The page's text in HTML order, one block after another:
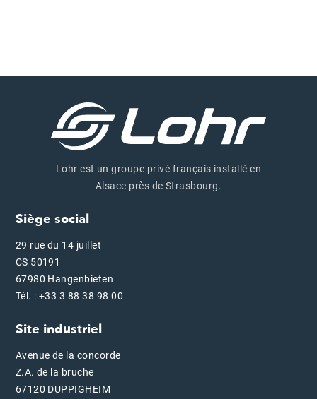
Lohr est un groupe privé français installé en
Alsace près de Strasbourg.
Siège social
29 rue du 14 juillet
CS 50191
67980 Hangenbieten
Tél. : +33 3 88 38 98 00
Site industriel
Avenue de la concorde
Z.A. de la bruche
67120 DUPPIGHEIM